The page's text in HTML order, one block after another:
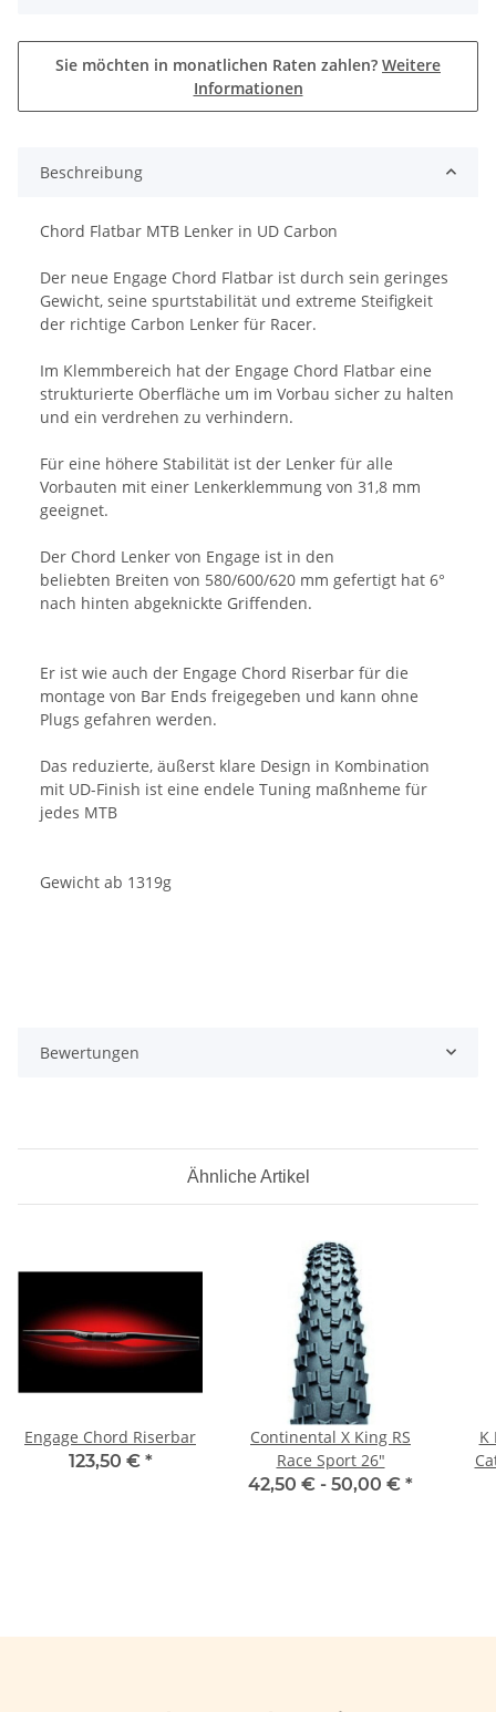
Sie möchten in monatlichen Raten zahlen? Weitere
Informationen
Beschreibung
Chord Flatbar MTB Lenker in UD Carbon
Der neue Engage Chord Flatbar ist durch sein geringes
Gewicht, seine spurtstabilität und extreme Steifigkeit
der richtige Carbon Lenker für Racer.
Im Klemmbereich hat der Engage Chord Flatbar eine
strukturierte Oberfläche um im Vorbau sicher zu halten
und ein verdrehen zu verhindern.
Für eine höhere Stabilität ist der Lenker für alle
Vorbauten mit einer Lenkerklemmung von 31,8 mm
geeignet.
Der Chord Lenker von Engage ist in den
beliebten Breiten von 580/600/620 mm gefertigt hat 6°
nach hinten abgeknickte Griffenden.
Er ist wie auch der Engage Chord Riserbar für die
montage von Bar Ends freigegeben und kann ohne
Plugs gefahren werden.
Das reduzierte, äußerst klare Design in Kombination
mit UD-Finish ist eine endele Tuning maßnheme für
jedes MTB
Gewicht ab 1319g
Bewertungen
Ähnliche Artikel
Engage Chord Riserbar
123,50 € *
Continental X King RS
Race Sport 26"
42,50 € - 50,00 € *
K